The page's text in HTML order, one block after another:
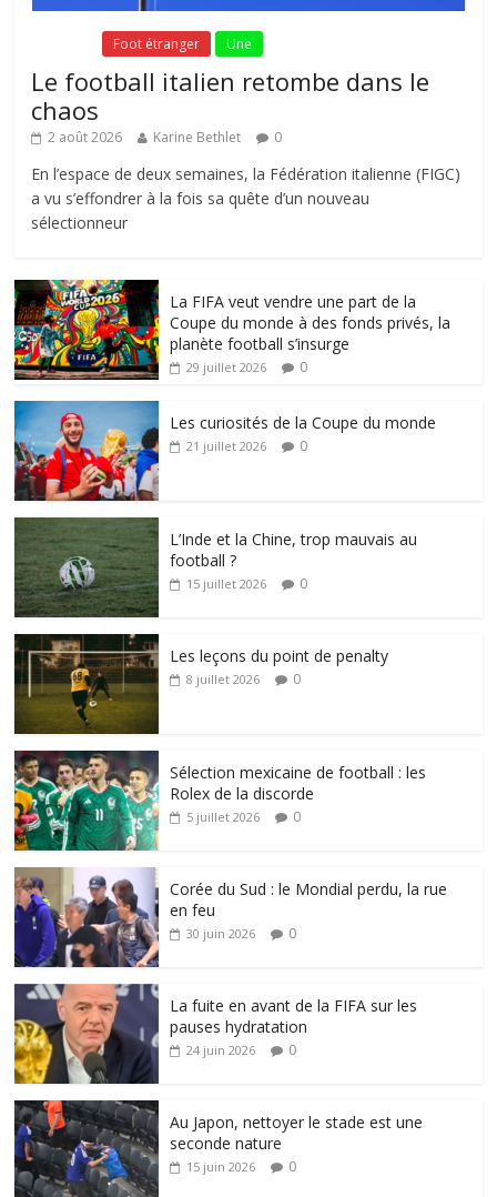
Foot étranger Une
Le football italien retombe dans le
chaos
2 août 2026 Karine Bethlet 0
En l’espace de deux semaines, la Fédération italienne (FIGC)
a vu s’effondrer à la fois sa quête d’un nouveau
sélectionneur
La FIFA veut vendre une part de la
Coupe du monde à des fonds privés, la
planète football s’insurge
29 juillet 2026 0
Les curiosités de la Coupe du monde
21 juillet 2026 0
L’Inde et la Chine, trop mauvais au
football ?
15 juillet 2026 0
Les leçons du point de penalty
8 juillet 2026 0
Sélection mexicaine de football : les
Rolex de la discorde
5 juillet 2026 0
Corée du Sud : le Mondial perdu, la rue
en feu
30 juin 2026 0
La fuite en avant de la FIFA sur les
pauses hydratation
24 juin 2026 0
Au Japon, nettoyer le stade est une
seconde nature
15 juin 2026 0